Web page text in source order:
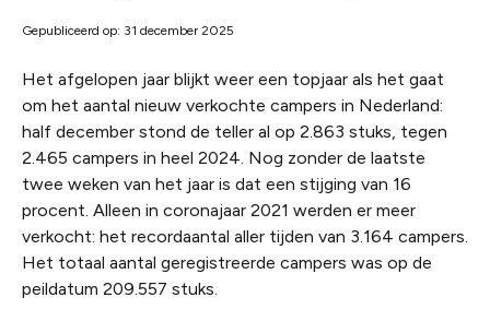
Gepubliceerd op: 31 december 2025
Het afgelopen jaar blijkt weer een topjaar als het gaat
om het aantal nieuw verkochte campers in Nederland:
half december stond de teller al op 2.863 stuks, tegen
2.465 campers in heel 2024. Nog zonder de laatste
twee weken van het jaar is dat een stijging van 16
procent. Alleen in coronajaar 2021 werden er meer
verkocht: het recordaantal aller tijden van 3.164 campers.
Het totaal aantal geregistreerde campers was op de
peildatum 209.557 stuks.